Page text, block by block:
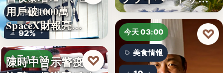
財經科技
92%
用戶破1000萬！
SpaceX財報亮…
今天 18:17
陳時中曾示警疫苗
♡
ナを楽…
今天 03:00
美食情報
♡